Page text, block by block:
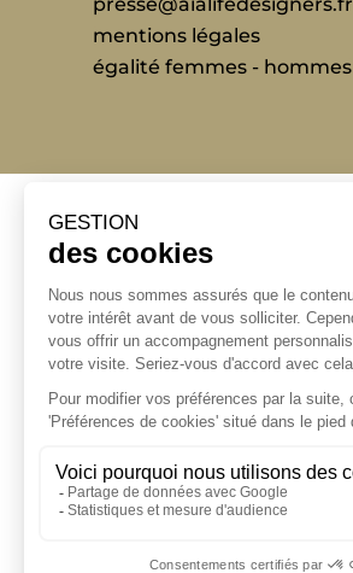
mentions légales
égalité femmes - hommes